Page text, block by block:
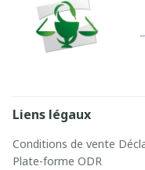
Liens légaux
Conditions de vente
Plate-forme ODR